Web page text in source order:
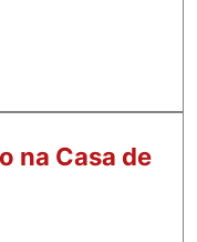
na Casa de